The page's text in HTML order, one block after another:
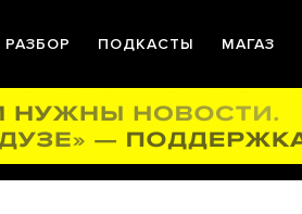
РАЗБОР ПОДКАСТЫ МАГАЗ